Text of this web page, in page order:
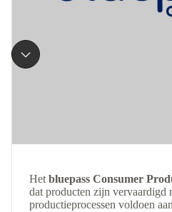
Het bluepass Consumer
dat producten zijn vervaardigd
productieprocessen voldoen